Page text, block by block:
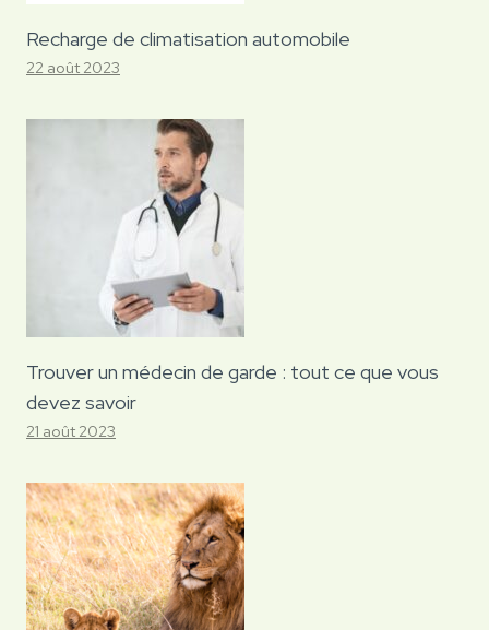
Recharge de climatisation automobile
22 août 2023
Trouver un médecin de garde : tout ce que vous
devez savoir
21 août 2023